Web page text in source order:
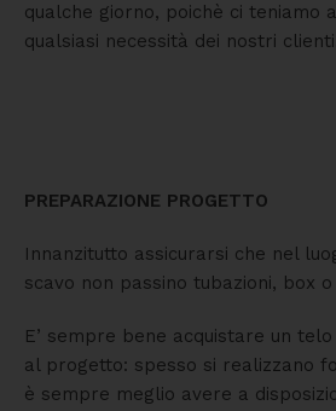
qualche giorno, poichè ci teniamo
qualsiasi necessità dei nostri
PREPARAZIONE PROGETTO
Innanzitutto assicurarsi che nel
scavo non passino tubazioni, box
E’ sempre bene acquistare un
al progetto: spesso si realizzano
è sempre meglio avere a